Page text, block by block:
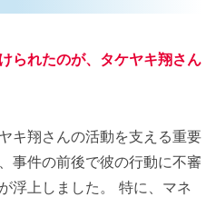
られたのが、タケヤキ翔さん
キ翔さんの活動を支える重要
事件の前後で彼の行動に不審
浮上しました​。 特に、マネ